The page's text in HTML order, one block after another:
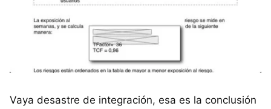
Vaya desastre de integración, esa es la conclusión